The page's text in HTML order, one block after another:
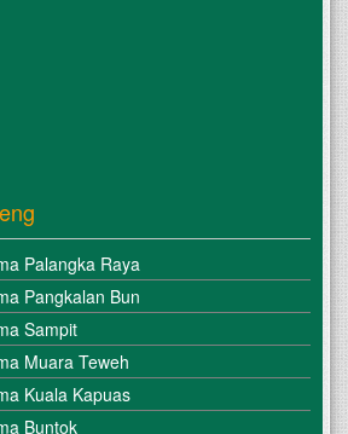
Palangka Raya
Pangkalan Bun
Sampit
Muara Teweh
Kuala Kapuas
Buntok